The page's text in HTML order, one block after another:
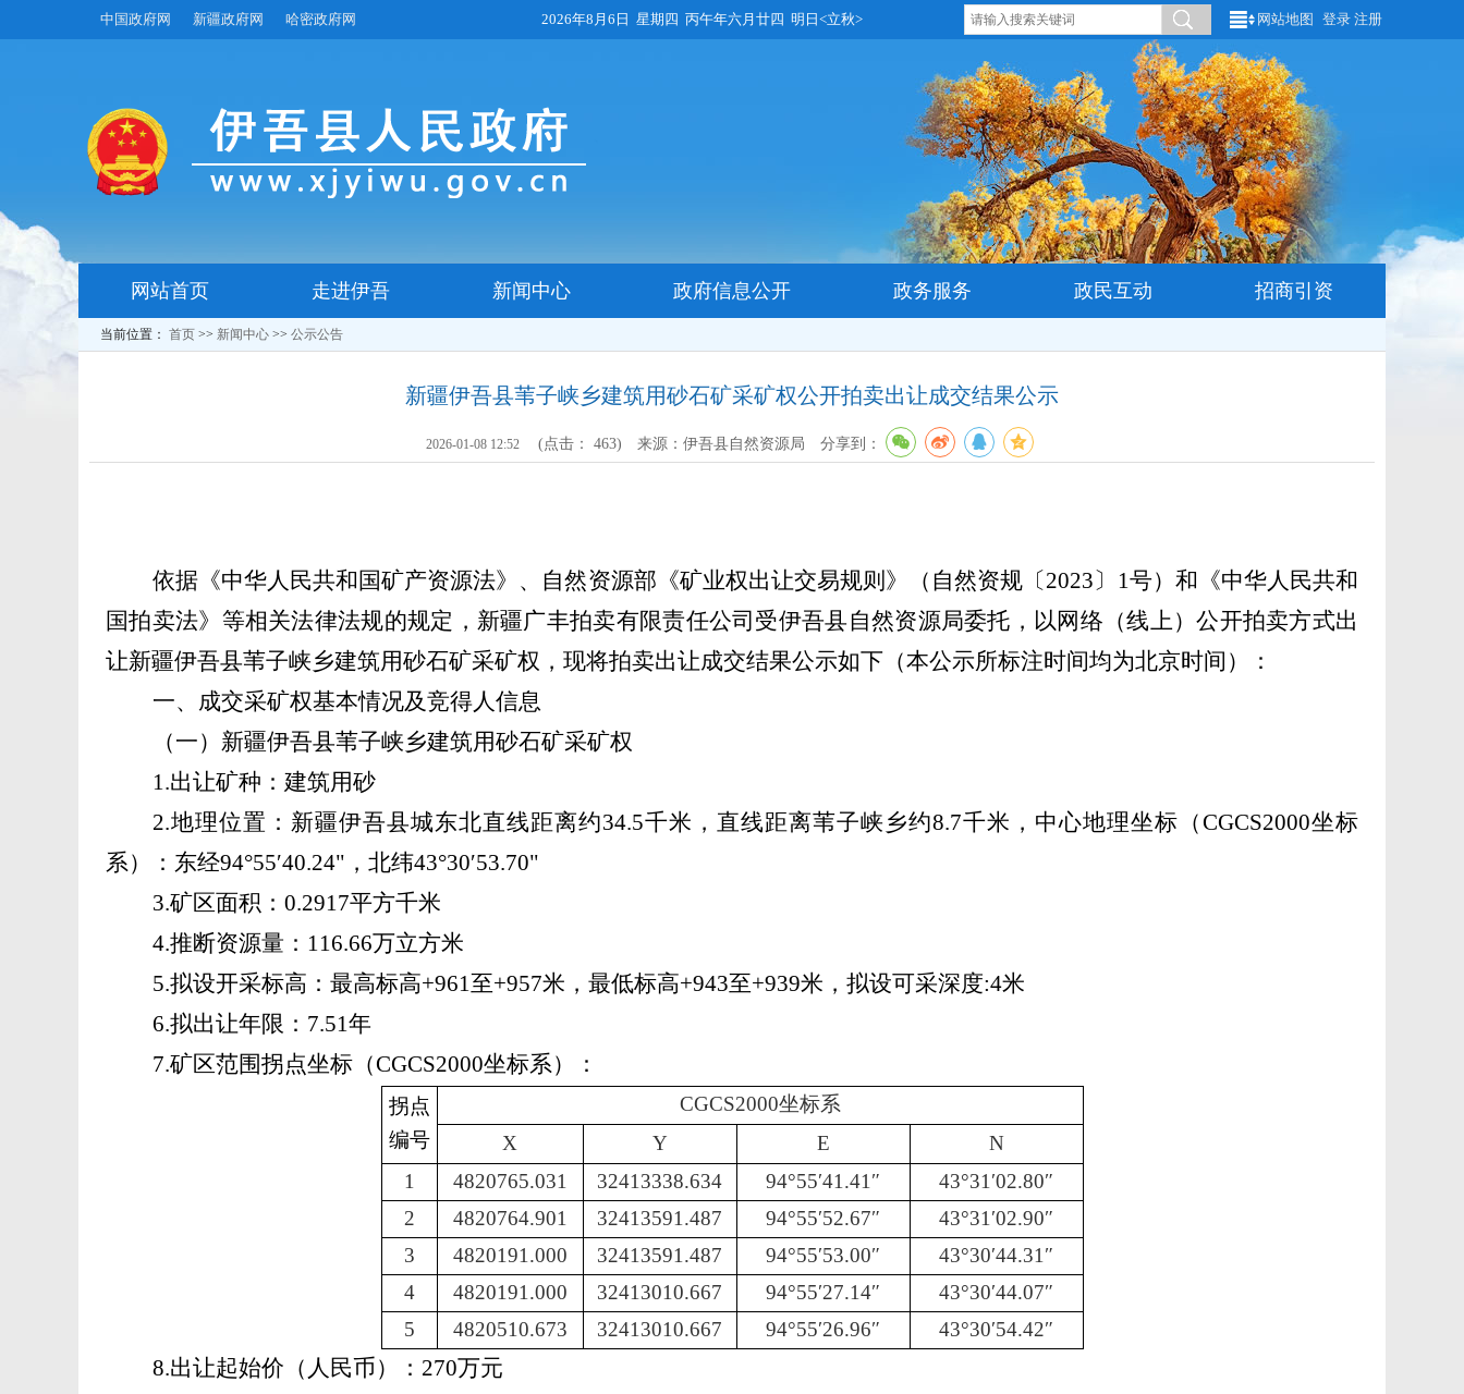
中国政府网 新疆政府网 哈密政府网 2026年8月6日 星期四 丙午年六月廿四 明日<立秋> 网站地图 登录 注册
网站首页 走进伊吾 新闻中心 政府信息公开 政务服务 政民互动 招商引资
当前位置： 首页 >> 新闻中心 >> 公示公告
新疆伊吾县苇子峡乡建筑用砂石矿采矿权公开拍卖出让成交结果公示
2026-01-08 12:52 (点击： 463) 来源：伊吾县自然资源局 分享到：
依据《中华人民共和国矿产资源法》、自然资源部《矿业权出让交易规则》（自然资规〔2023〕1号）和《中华人民共和
国拍卖法》等相关法律法规的规定，新疆广丰拍卖有限责任公司受伊吾县自然资源局委托，以网络（线上）公开拍卖方式出
让新疆伊吾县苇子峡乡建筑用砂石矿采矿权 ，现将拍卖出让成交结果公示如下（本公示所标注时间均为北京时间）：
一、 成交采矿权基本情况及竞得人信息
（一） 新疆伊吾县苇子峡乡建筑用砂石矿采矿权
1.出让矿种：建筑用砂
2.地理位置：新疆伊吾县城东北直线距离约34.5千米，直线距离苇子峡乡约8.7千米，中心地理坐标（CGCS2000坐标
系）：东经94°55′40.24"，北纬43°30′53.70"
3.矿区面积：0.2917平方千米
4.推断资源量：116.66万立方米
5.拟设开采标高：最高标高+961至+957米，最低标高+943至+939米，拟设可采深度:4米
6.拟出让年限： 7.51年
7.矿区范围拐点坐标（CGCS2000坐标系）：
拐点
编号
CGCS2000坐标系
X
Y E
N
1
4820765.031 32413338.634 94°55′41.41″
43°31′02.80″
2
4820764.901 32413591.487 94°55′52.67″
43°31′02.90″
3
4820191.000 32413591.487 94°55′53.00″
43°30′44.31″
4
4820191.000 32413010.667 94°55′27.14″
43°30′44.07″
5
4820510.673 32413010.667 94°55′26.96″ 43°30′54.42″
8.出让起始价（人民币）：270万元